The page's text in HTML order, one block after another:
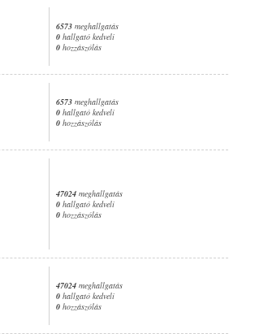
6573 meghallgatás
0 hallgató kedveli
0 hozzászólás
6573 meghallgatás
0 hallgató kedveli
0 hozzászólás
47024 meghallgatás
0 hallgató kedveli
0 hozzászólás
47024 meghallgatás
0 hallgató kedveli
0 hozzászólás